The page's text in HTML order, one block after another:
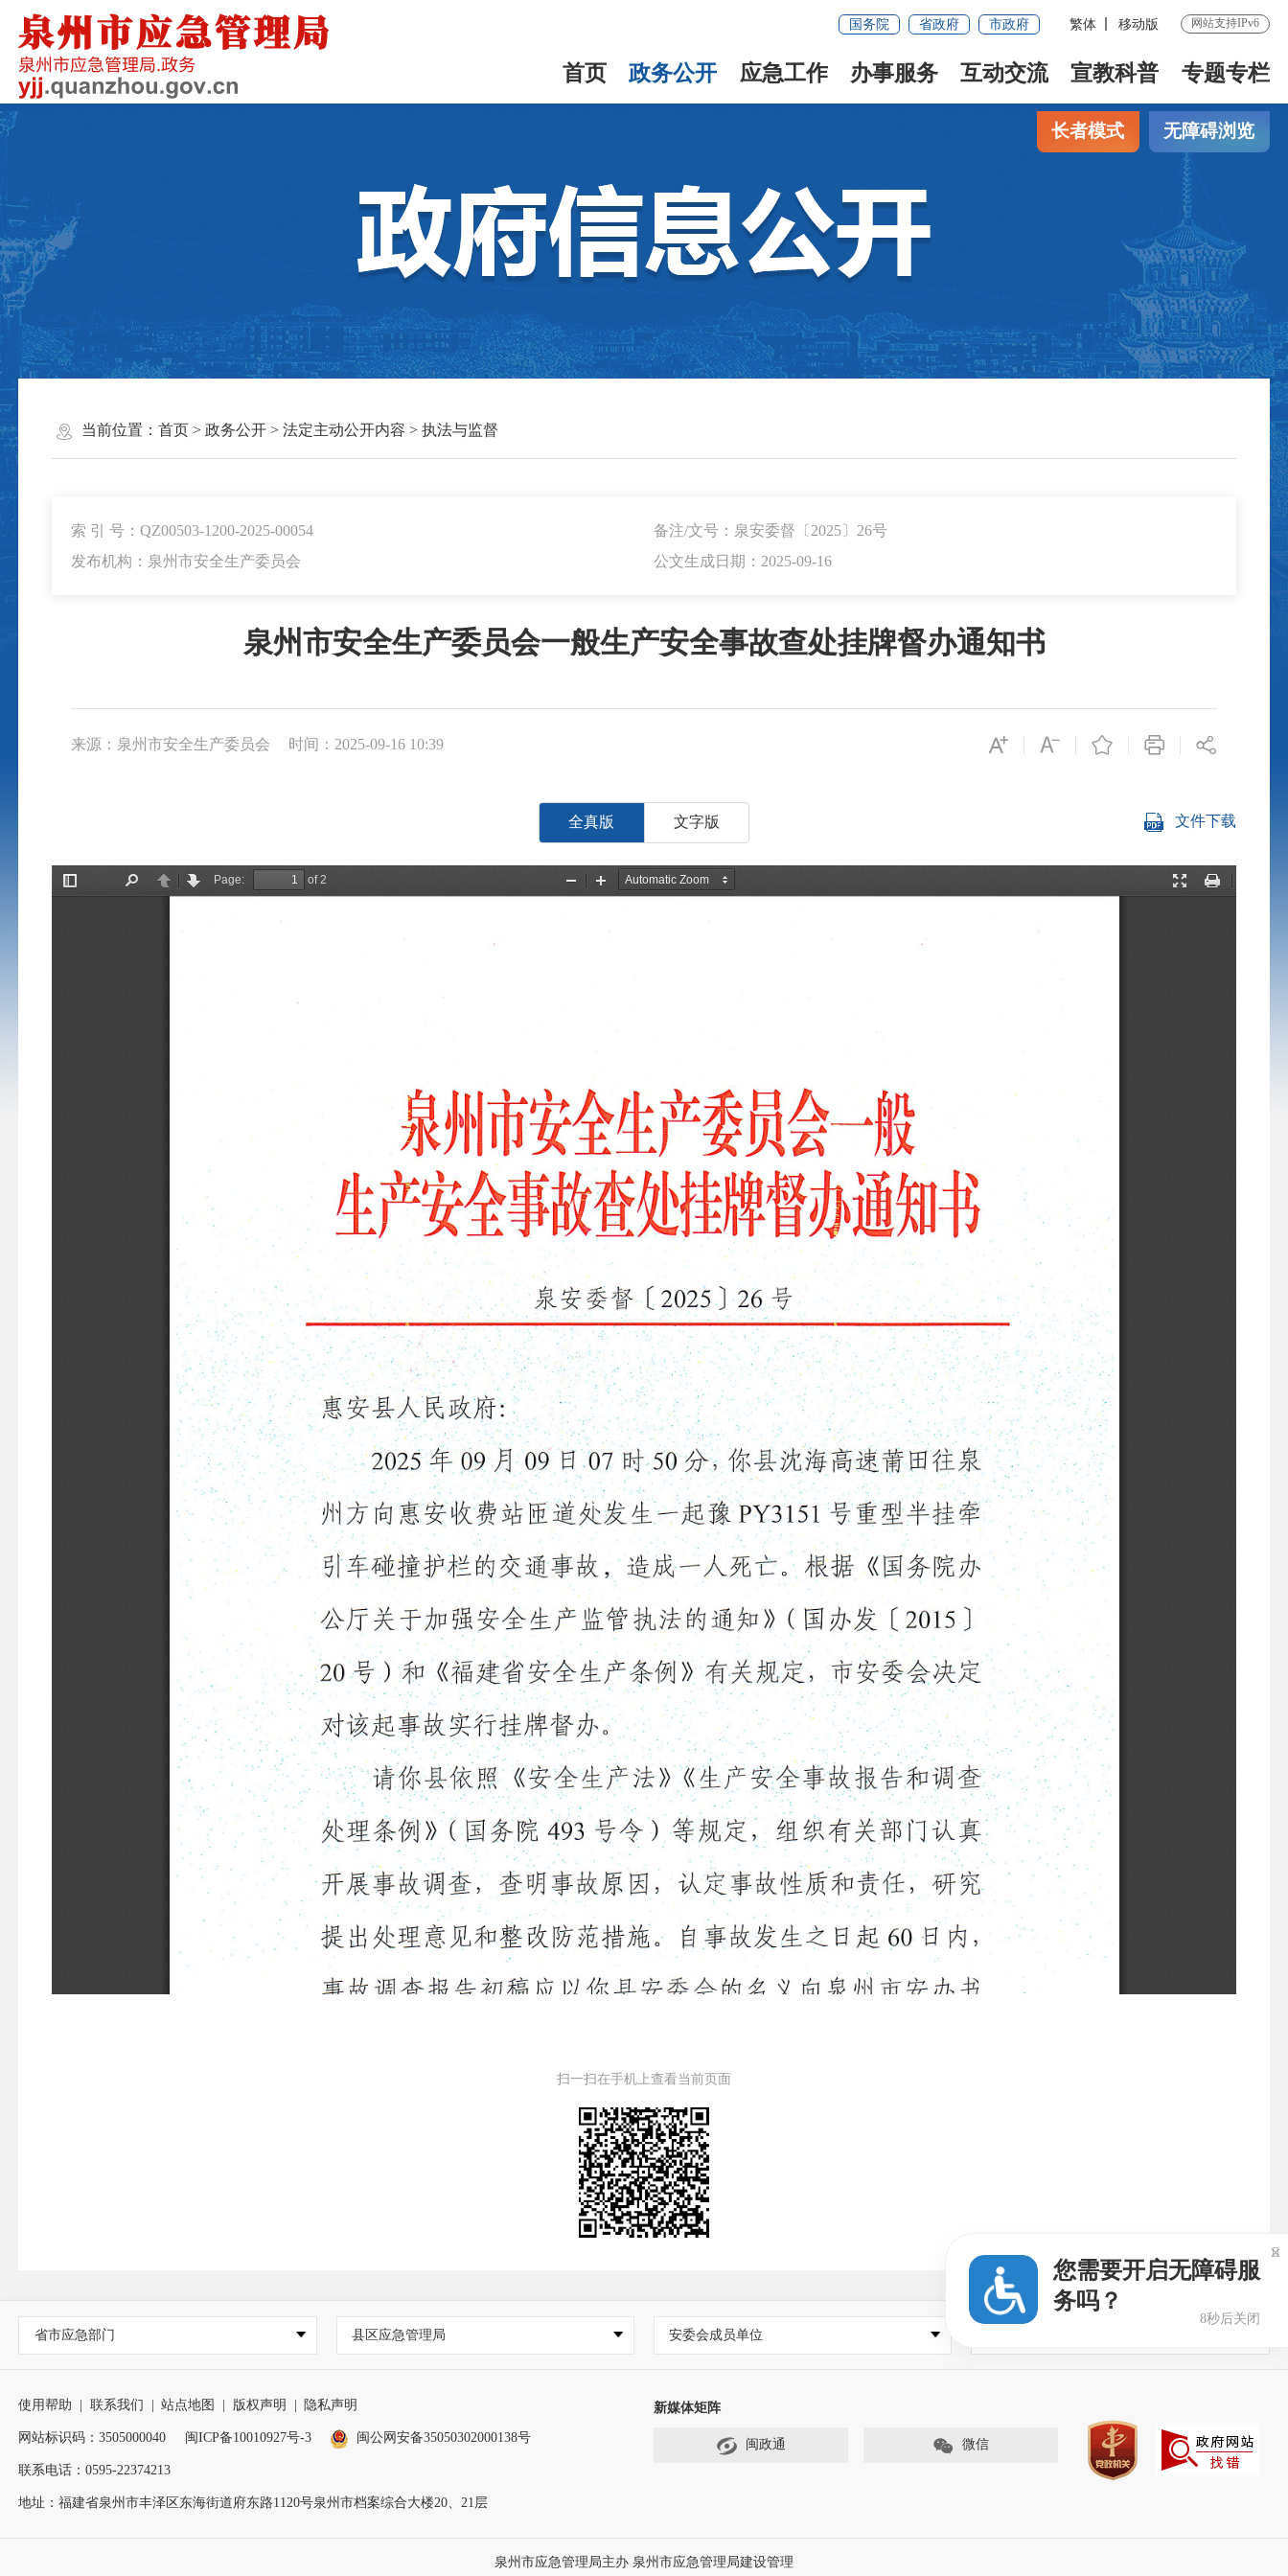
国务院 省政府 市政府 繁体 移动版 网站支持IPv6
首页 政务公开 应急工作 办事服务 互动交流 宣教科普 专题专栏
长者模式 无障碍浏览
当前位置： 首页> 政务公开> 法定主动公开内容 > 执法与监督
索 引 号：QZ00503-1200-2025-00054
备注/文号：泉安委督〔2025〕26号
发布机构：泉州市安全生产委员会
公文生成日期：2025-09-16
泉州市安全生产委员会一般生产安全事故查处挂牌督办通知书
来源：泉州市安全生产委员会 时间：2025-09-16 10:39
全真版 文字版 文件下载
扫一扫在手机上查看当前页面
省市应急部门 县区应急管理局 安委会成员单位
使用帮助 联系我们 站点地图 版权声明 隐私声明
网站标识码：3505000040 闽ICP备10010927号-3 闽公网安备35050302000138号
联系电话：0595-22374213
地址：福建省泉州市丰泽区东海街道府东路1120号泉州市档案综合大楼20、21层
新媒体矩阵
闽政通 微信
泉州市应急管理局主办 泉州市应急管理局建设管理
您需要开启无障碍服
务吗？
7秒后关闭
